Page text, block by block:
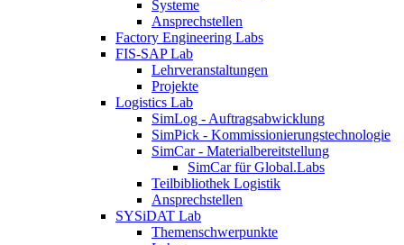
Systeme
Ansprechstellen
Factory Engineering Labs
FIS-SAP Lab
Lehrveranstaltungen
Projekte
Logistics Lab
SimLog - Auftragsabwicklung
SimPick - Kommissionierungstechnologie
SimCar - Materialbereitstellung
SimCar für Global.Labs
Teilbibliothek Logistik
Ansprechstellen
SYSiDAT Lab
Themenschwerpunkte